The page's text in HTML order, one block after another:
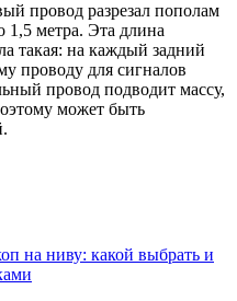
провод разрезал пополам
1,5 метра. Эта длина
такая: на каждый задний
проводу для сигналов
провод подводит массу,
может быть
на ниву: какой выбрать и